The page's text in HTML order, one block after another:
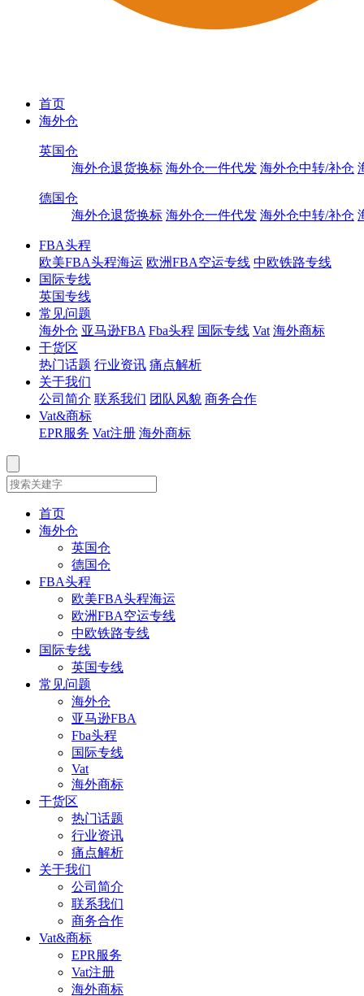
首页
海外仓
英国仓
海外仓退货换标 海外仓一件代发 海外仓中转/补仓
德国仓
海外仓退货换标 海外仓一件代发 海外仓中转/补仓
FBA头程
欧美FBA头程海运 欧洲FBA空运专线 中欧铁路专线
国际专线
英国专线
常见问题
海外仓 亚马逊FBA Fba头程 国际专线 Vat 海外商标
干货区
热门话题 行业资讯 痛点解析
关于我们
公司简介 联系我们 团队风貌 商务合作
Vat&商标
EPR服务 Vat注册 海外商标
首页
海外仓
英国仓
德国仓
FBA头程
欧美FBA头程海运
欧洲FBA空运专线
中欧铁路专线
国际专线
英国专线
常见问题
海外仓
亚马逊FBA
Fba头程
国际专线
Vat
海外商标
干货区
热门话题
行业资讯
痛点解析
关于我们
公司简介
联系我们
商务合作
Vat&商标
EPR服务
Vat注册
海外商标